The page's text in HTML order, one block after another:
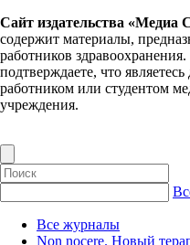
Сайт издательства «Медиа
содержит материалы,
работников
подтверждаете, что
работником или студентом
учреждения.
Все журналы
Non nocere. Новый